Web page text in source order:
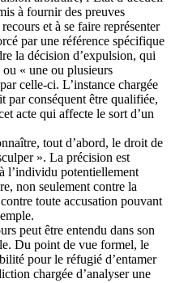
à fournir des preuves
et à se faire représenter
par une référence spécifique
la décision d’expulsion, qui
« une ou plusieurs
celle-ci. L’instance chargée
par conséquent être qualifiée,
acte qui affecte le sort d’un
tout d’abord, le droit de
». La précision est
l’individu potentiellement
non seulement contre la
toute accusation pouvant
peut être entendu dans son
Du point de vue formel, le
pour le réfugié d’entamer
chargée d’analyser une